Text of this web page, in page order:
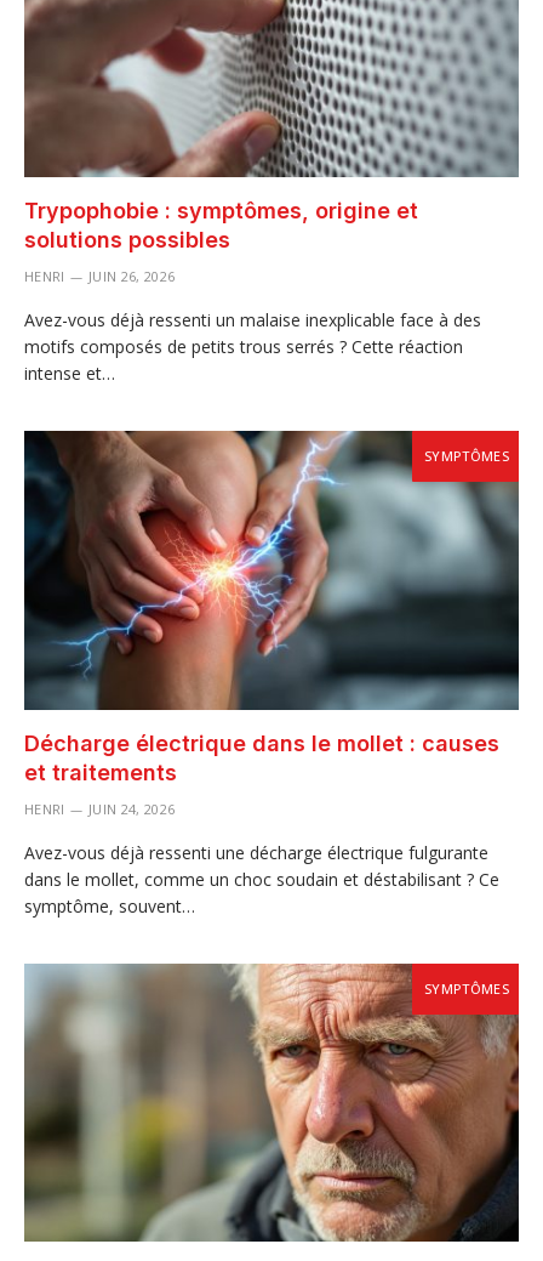
Trypophobie : symptômes, origine et
solutions possibles
HENRI JUIN 26, 2026
Avez-vous déjà ressenti un malaise inexplicable face à des
motifs composés de petits trous serrés ? Cette réaction
intense et…
SYMPTÔMES
Décharge électrique dans le mollet : causes
et traitements
HENRI JUIN 24, 2026
Avez-vous déjà ressenti une décharge électrique fulgurante
dans le mollet, comme un choc soudain et déstabilisant ? Ce
symptôme, souvent…
SYMPTÔMES